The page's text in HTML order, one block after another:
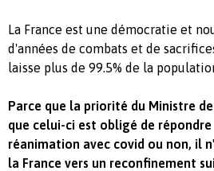
La France est une démocratie et
d'années de combats et de
laisse plus de 99.5% de la
Parce que la priorité du Ministre
que celui-ci est obligé de
réanimation avec covid ou non, il
la France vers un reconfinement